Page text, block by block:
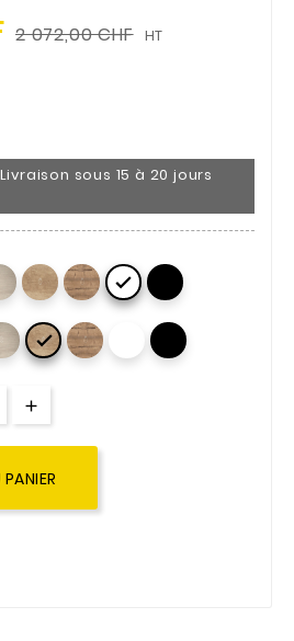
2 072,00 CHF HT
sous 15 à 20 jours

